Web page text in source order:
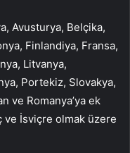
Avusturya, Belçika,
Finlandiya, Fransa,
Litvanya,
Portekiz, Slovakya,
ve Romanya’ya ek
ve İsviçre olmak üzere